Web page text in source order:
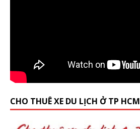
CHO THUÊ XE DU LỊCH Ở TP HCM